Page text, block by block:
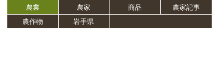
農業 農家 商品
農家記事
農作物
岩手県